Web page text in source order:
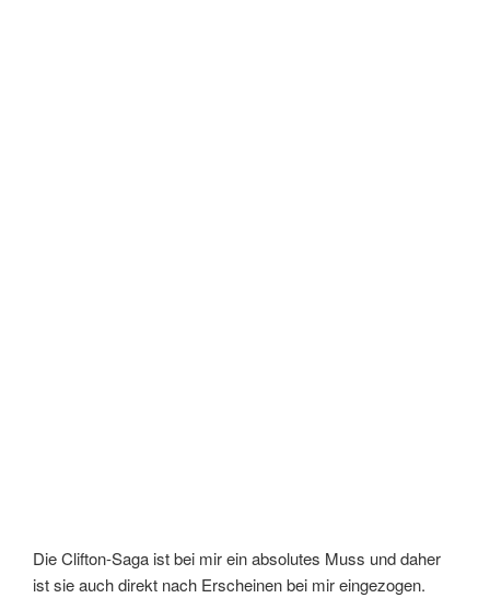
Die Clifton-Saga ist bei mir ein absolutes Muss und daher
ist sie auch direkt nach Erscheinen bei mir eingezogen.